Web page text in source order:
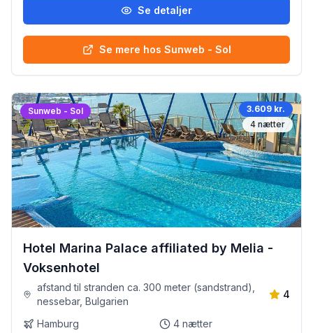
Se detaljer
Se mere hos Sunweb - Sol
Sunweb - Sol
3.609 kr.
4 nætter
Hotel Marina Palace affiliated by Melia -
Voksenhotel
afstand til stranden ca. 300 meter (sandstrand),
nessebar, Bulgarien
4
Hamburg 4 nætter